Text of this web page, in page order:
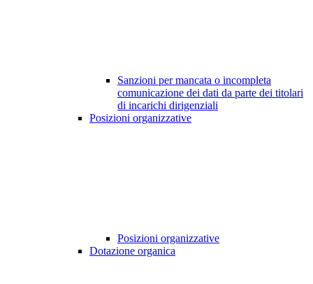
Sanzioni per mancata o incompleta
comunicazione dei dati da parte dei titolari
di incarichi dirigenziali
Posizioni organizzative
Posizioni organizzative
Dotazione organica